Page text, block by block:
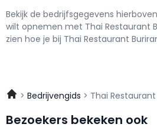
Bekijk de bedrijfsgegevens
wilt opnemen met Thai Restaurant
zien hoe je bij Thai Restaurant
Bedrijvengids Thai
Bezoekers bekeken ook